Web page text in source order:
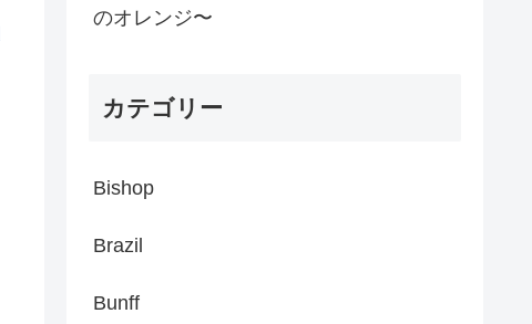
のオレンジ〜
カテゴリー
Bishop
Brazil
Bunff